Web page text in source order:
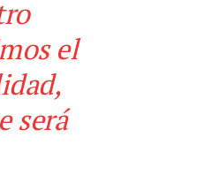
el
será